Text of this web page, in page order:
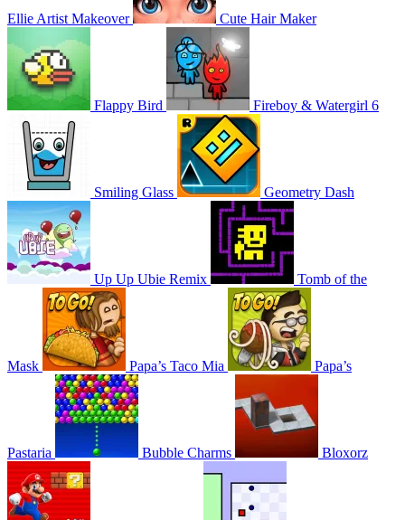
Ellie Artist Makeover Cute Hair Maker
Flappy Bird Fireboy & Watergirl 6
Smiling Glass Geometry Dash
Up Up Ubie Remix Tomb of the
Mask Papa’s Taco Mia Papa’s
Pastaria Bubble Charms Bloxorz